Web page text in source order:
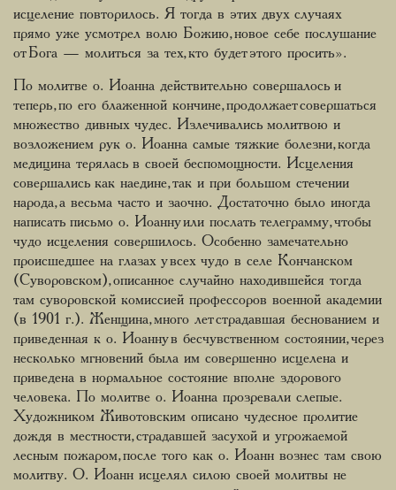
исцеление повторилось. Я тогда в этих двух случаях
прямо уже усмотрел волю Божию, новое себе послушание
от Бога — молиться за тех, кто будет этого просить».
По молитве о. Иоанна действительно совершалось и
теперь, по его блаженной кончине, продолжает совершаться
множество дивных чудес. Излечивались молитвою и
возложением рук о. Иоанна самые тяжкие болезни, когда
медицина терялась в своей беспомощности. Исцеления
совершались как наедине, так и при большом стечении
народа, а весьма часто и заочно. Достаточно было иногда
написать письмо о. Иоанну или послать телеграмму, чтобы
чудо исцеления совершилось. Особенно замечательно
происшедшее на глазах у всех чудо в селе Кончанском
(Суворовском), описанное случайно находившейся тогда
там суворовской комиссией профессоров военной академии
(в 1901 г.). Женщина, много лет страдавшая беснованием и
приведенная к о. Иоанну в бесчувственном состоянии, через
несколько мгновений была им совершенно исцелена и
приведена в нормальное состояние вполне здорового
человека. По молитве о. Иоанна прозревали слепые.
Художником Животовским описано чудесное пролитие
дождя в местности, страдавшей засухой и угрожаемой
лесным пожаром, после того как о. Иоанн вознес там свою
молитву. О. Иоанн исцелял силою своей молитвы не